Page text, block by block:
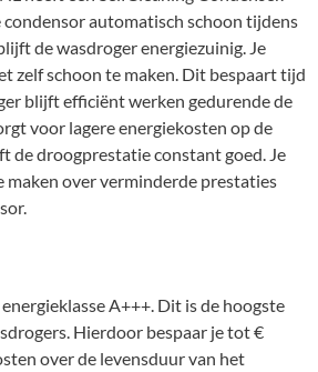
condensor automatisch schoon tijdens
de wasdroger energiezuinig. Je
zelf schoon te maken. Dit bespaart tijd
blijft efficiënt werken gedurende de
voor lagere energiekosten op de
de droogprestatie constant goed. Je
maken over verminderde prestaties
A+++. Dit is de hoogste
Hierdoor bespaar je tot €
over de levensduur van het